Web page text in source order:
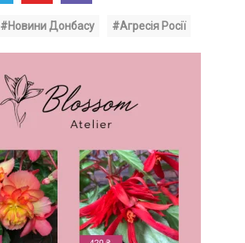
#Новини Донбасу #Агресія Росії